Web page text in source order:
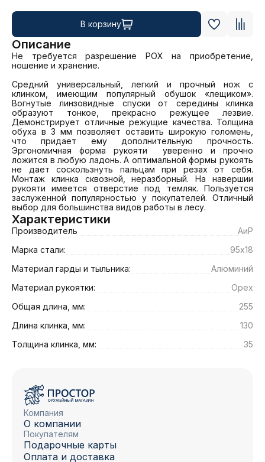
В корзину
Описание
Не требуется разрешение РОХ на приобретение,
ношение и хранение.
Средний универсальный, легкий и прочный нож с
клинком, имеющим популярный обушок «лещиком».
Вогнутые линзовидные спуски от середины клинка
образуют тонкое, прекрасно режущее лезвие.
Демонстрирует отличные режущие качества. Толщина
обуха в 3 мм позволяет оставить широкую голомень,
что придает ему дополнительную прочность.
Эргономичная форма рукояти  уверенно и прочно
ложится в любую ладонь. А оптимальной формы рукоять
не дает соскользнуть пальцам при резах от себя.
Монтаж клинка сквозной, неразборный. На навершии
рукояти имеется отверстие под темляк. Пользуется
заслуженной популярностью у покупателей. Отличный
выбор для большинства видов работы в лесу.
Характеристики
Производитель
АиР
Марка стали:
95х18
Материал гарды и тыльника:
Алюминий
Материал рукоятки:
Орех
Общая длина, мм:
255
Длина клинка, мм:
130
Толщина клинка, мм:
35
Компания
О компании
Покупателям
Подарочные карты
Оплата и доставка